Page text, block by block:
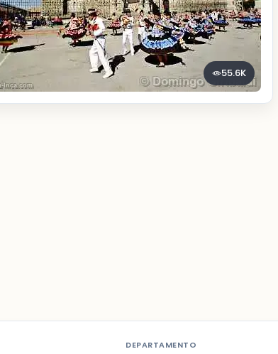
55.6K
DEPARTAMENTO